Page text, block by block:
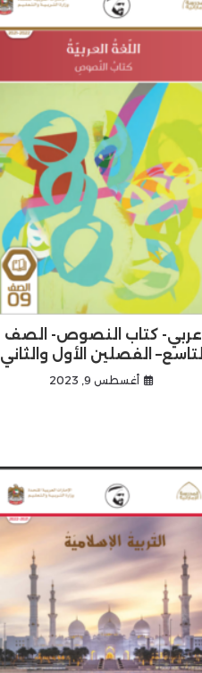
عربي- كتاب النصوص- الصف
التاسع– الفصلين الأول والثاني
أغسطس 9, 2023